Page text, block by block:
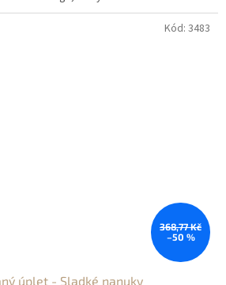
368,77 Kč
–50 %
úplet - Sladké nanuky
Kód: 3483